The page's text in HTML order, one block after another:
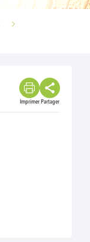
Imprimer Partager